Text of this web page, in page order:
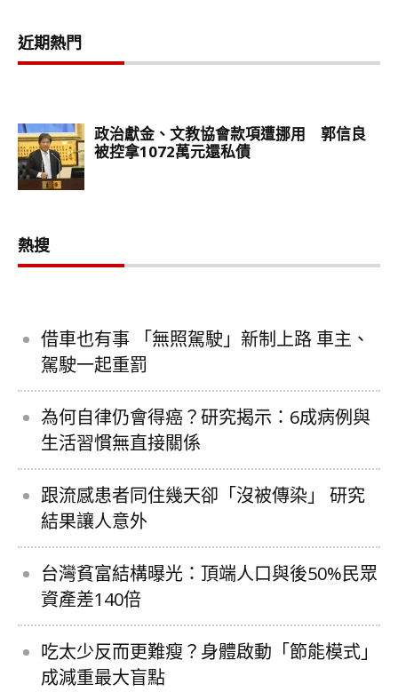
近期熱門
熱搜
借車也有事 「無照駕駛」新制上路 車主、
駕駛一起重罰
為何自律仍會得癌？研究揭示：6成病例與
生活習慣無直接關係
跟流感患者同住幾天卻「沒被傳染」 研究
結果讓人意外
台灣貧富結構曝光：頂端人口與後50%民眾
資產差140倍
吃太少反而更難瘦？身體啟動「節能模式」
成減重最大盲點